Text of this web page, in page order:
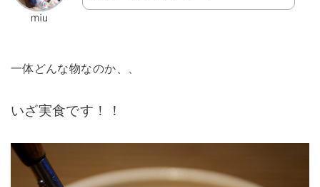
一体どんな物なのか、、
いざ実食です！！